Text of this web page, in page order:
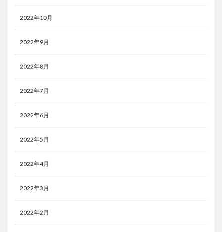
2022年10月
2022年9月
2022年8月
2022年7月
2022年6月
2022年5月
2022年4月
2022年3月
2022年2月